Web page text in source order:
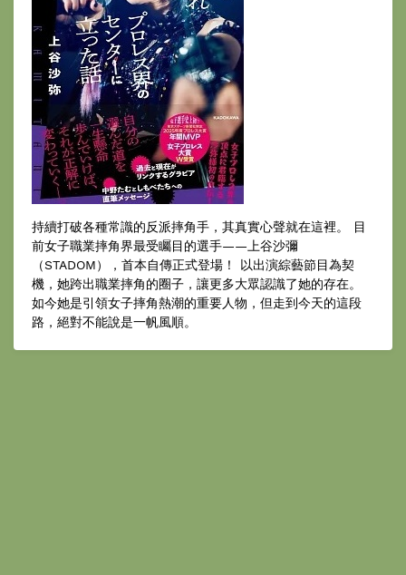
持續打破各種常識的反派摔角手，其真實心聲就在這裡。 目
前女子職業摔角界最受矚目的選手——上谷沙彌
（STADOM），首本自傳正式登場！ 以出演綜藝節目為契
機，她跨出職業摔角的圈子，讓更多大眾認識了她的存在。
如今她是引領女子摔角熱潮的重要人物，但走到今天的這段
路，絕對不能說是一帆風順。